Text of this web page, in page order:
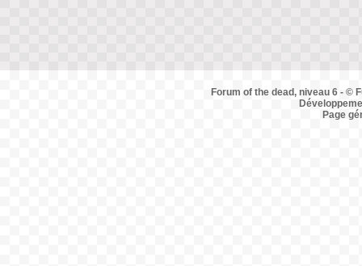
Forum of the dead, niveau 6 - ©
Page